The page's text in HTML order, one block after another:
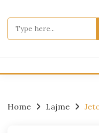
to
content
Home Lajme